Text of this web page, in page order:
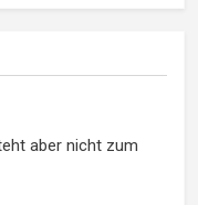
aber nicht zum